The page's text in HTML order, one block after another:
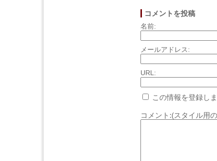
コメントを投稿
名前:
メールアドレス:
URL:
この情報を登録し
コメント:(スタイル用